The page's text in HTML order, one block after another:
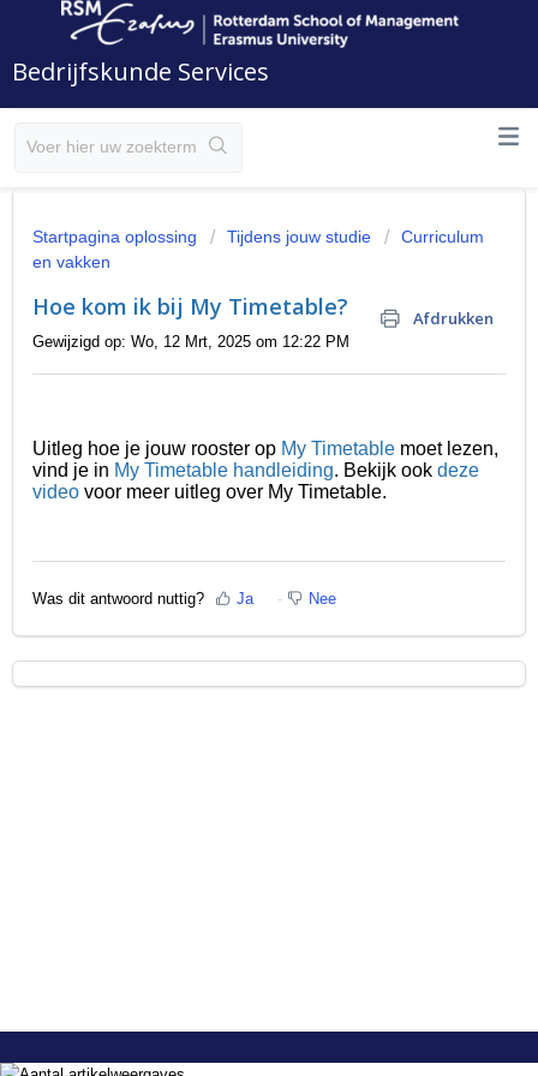
Bedrijfskunde Services
Startpagina oplossing Tijdens jouw studie
Curriculum
en vakken
Hoe kom ik bij My Timetable? Afdrukken
Gewijzigd op: Wo, 12 Mrt, 2025 om 12:22 PM
Uitleg hoe je jouw rooster op My Timetable moet lezen,
vind je in My Timetable handleiding. Bekijk ook deze
video voor meer uitleg over My Timetable.
Was dit antwoord nuttig? Ja Nee